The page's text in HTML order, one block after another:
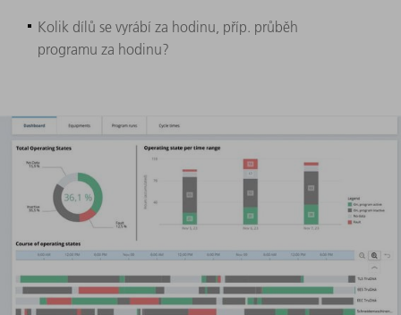
Kolik dílů se vyrábí za hodinu, příp. průběh
programu za hodinu?